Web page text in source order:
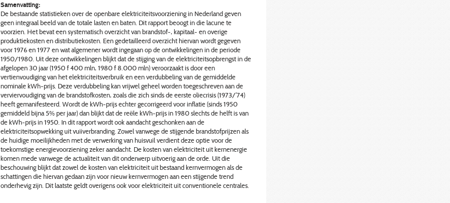
Samenvatting:
De bestaande statistieken over de openbare elektriciteitsvoorziening in Nederland geven
geen integraal beeld van de totale lasten en baten. Dit rapport beoogt in die lacune te
voorzien. Het bevat een systematisch overzicht van brandstof-, kapitaal- en overige
produktiekosten en distributiekosten. Een gedetailleerd overzicht hiervan wordt gegeven
voor 1976 en 1977 en wat algemener wordt ingegaan op de ontwikkelingen in de periode
1950/1980. Uit deze ontwikkelingen blijkt dat de stijging van de elektriciteitsopbrengst in de
afgelopen 30 jaar (1950 f 400 mln, 1980 f 8.000 mln) veroorzaakt is door een
vertienvoudiging van het elektriciteitsverbruik en een verdubbeling van de gemiddelde
nominale kWh-prijs. Deze verdubbeling kan vrijwel geheel worden toegeschreven aan de
verviervoudiging van de brandstofkosten, zoals die zich sinds de eerste oliecrisis (1973/’74)
heeft gemanifesteerd. Wordt de kWh-prijs echter gecorrigeerd voor inflatie (sinds 1950
gemiddeld bijna 5% per jaar) dan blijkt dat de reële kWh-prijs in 1980 slechts de helft is van
de kWh-prijs in 1950. In dit rapport wordt ook aandacht geschonken aan de
elektriciteitsopwekking uit vuiiverbranding. Zowel vanwege de stijgende brandstofprijzen als
de huidige moeilijkheden met de verwerking van huisvuil verdient deze optie voor de
toekomstige energievoorziening zeker aandacht. De kosten van elektriciteit uit kernenergie
komen mede vanwege de actualiteit van dit onderwerp uitvoerig aan de orde. Uit die
beschouwing blijkt dat zowel de kosten van elektriciteit uit bestaand kernvermogen als de
schattingen die hiervan gedaan zijn voor nieuw kernvermogen aan een stijgende trend
onderhevig zijn. Dit laatste geldt overigens ook voor elektriciteit uit conventionele centrales.